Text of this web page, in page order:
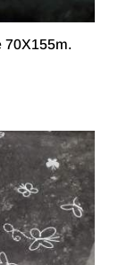
70X155m.